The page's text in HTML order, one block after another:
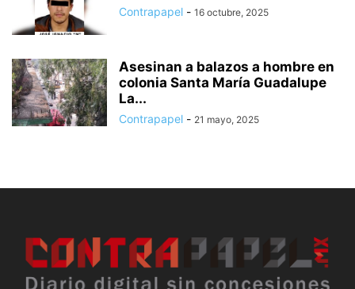
Contrapapel - 16 octubre, 2025
Asesinan a balazos a hombre en
colonia Santa María Guadalupe
La...
Contrapapel - 21 mayo, 2025